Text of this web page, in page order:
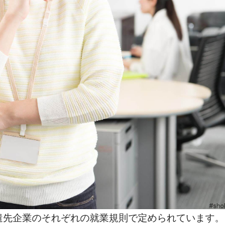
企業のそれぞれの就業規則で定められています。